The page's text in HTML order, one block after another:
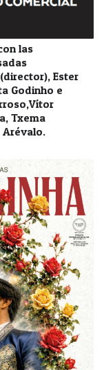
las
Ester
Godinho e
Txema